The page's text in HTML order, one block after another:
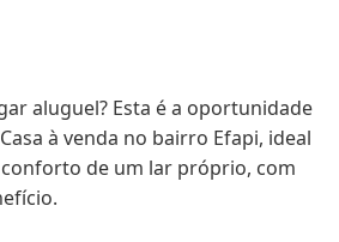
mu00b2
Norte
aluguel? Esta é a oportunidade
à venda no bairro Efapi, ideal
de um lar próprio, com